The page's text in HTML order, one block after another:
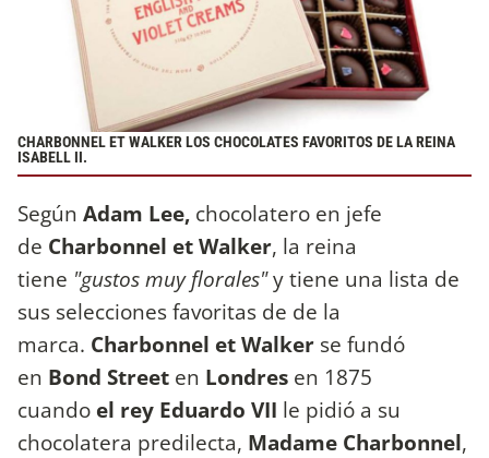
CHARBONNEL ET WALKER LOS CHOCOLATES FAVORITOS DE LA REINA
ISABELL II.
Según Adam Lee, chocolatero en jefe
de Charbonnel et Walker, la reina
tiene "gustos muy florales"y tiene una lista de
sus selecciones favoritas de de la
marca. Charbonnel et Walker se fundó
en Bond Street en Londres en 1875
cuando el rey Eduardo VII le pidió a su
chocolatera predilecta, Madame Charbonnel,